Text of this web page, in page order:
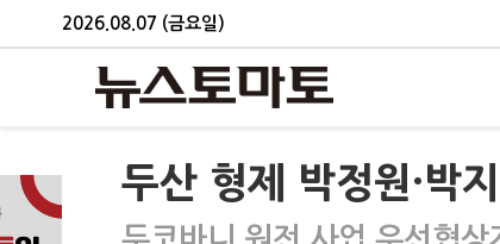
2026.08.07 (금요일)
두산 형제 박정원·박